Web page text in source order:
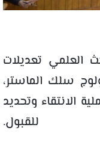
العلمي تعديلات
سلك الماستر،
الانتقاء وتحديد